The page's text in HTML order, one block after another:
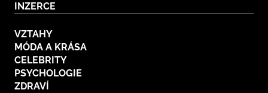
INZERCE
VZTAHY
MÓDA A KRÁSA
CELEBRITY
PSYCHOLOGIE
ZDRAVÍ